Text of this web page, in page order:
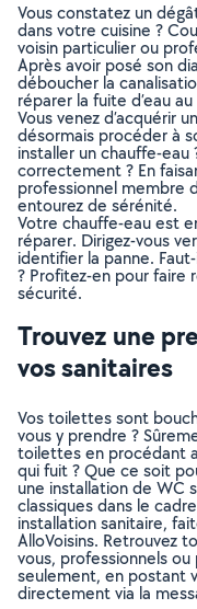
Vous constatez un
dans votre cuisine ?
voisin particulier ou
Après avoir posé son
déboucher la
réparer la fuite d’eau
Vous venez d’acquérir
désormais procéder à
installer un chauffe-
correctement ? En
professionnel membre
entourez de sérénité.
Votre chauffe-eau est
réparer. Dirigez-vous
identifier la panne.
? Profitez-en pour faire
sécurité.
Trouvez une
vos sanitaires
Vos toilettes sont
vous y prendre ?
toilettes en procédant
qui fuit ? Que ce soit
une installation de WC
classiques dans le
installation sanitaire,
AlloVoisins. Retrouvez
vous, professionnels
seulement, en postant
directement via la